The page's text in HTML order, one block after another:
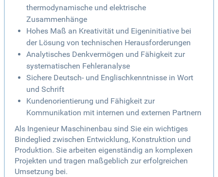
thermodynamische und elektrische
Zusammenhänge
Hohes Maß an Kreativität und Eigeninitiative bei
der Lösung von technischen Herausforderungen
Analytisches Denkvermögen und Fähigkeit zur
systematischen Fehleranalyse
Sichere Deutsch- und Englischkenntnisse in Wort
und Schrift
Kundenorientierung und Fähigkeit zur
Kommunikation mit internen und externen Partnern
Als Ingenieur Maschinenbau sind Sie ein wichtiges
Bindeglied zwischen Entwicklung, Konstruktion und
Produktion. Sie arbeiten eigenständig an komplexen
Projekten und tragen maßgeblich zur erfolgreichen
Umsetzung bei.